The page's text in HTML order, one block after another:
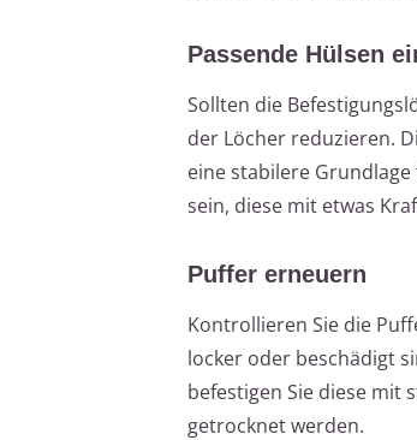
Passende Hülsen
Sollten die
der Löcher reduzieren.
eine stabilere
sein, diese mit etwas
Puffer erneuern
Kontrollieren Sie die
locker oder beschädigt
befestigen Sie diese mit
getrocknet werden.